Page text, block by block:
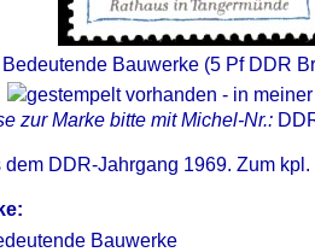
Bedeutende Bauwerke (5 Pf DDR
zur Marke bitte mit Michel-Nr.:
dem DDR-Jahrgang 1969. Zum
Bauwerke